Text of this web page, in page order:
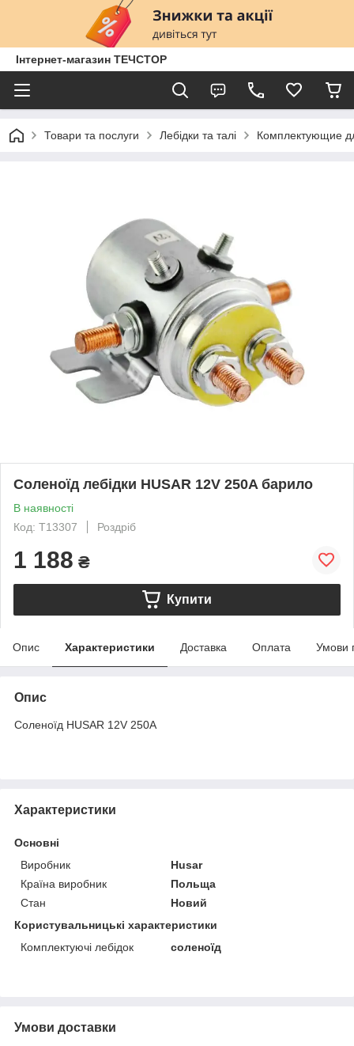
Інтернет-магазин ТЕЧСТОР
Товари та послуги Лебідки та талі Комплектующие
Соленоїд лебідки HUSAR 12V 250A барило
В наявності
Код: T13307
Роздріб
1 188 ₴
Купити
Опис Характеристики Доставка Оплата Умови
Опис
Соленоїд HUSAR 12V 250A
Характеристики
Основні
Виробник
Husar
Країна виробник
Польща
Стан
Новий
Користувальницькі характеристики
Комплектуючі лебідок
соленоїд
Умови доставки